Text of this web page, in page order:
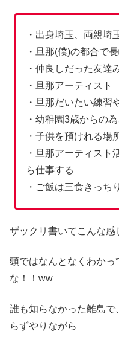
・出身埼玉、両親埼
・旦那(僕)の都合で
・仲良しだった友達
・旦那アーティスト
・旦那だいたい練習
・幼稚園3歳からの
・子供を預けれる場
・旦那アーティスト
ら仕事する
・ご飯は三食きっち
ザックリ書いてこんな感
頭ではなんとなくわか
な！！ww
誰も知らなかった離島
らずやりながら